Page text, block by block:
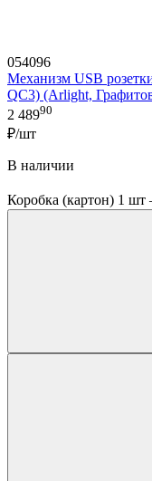
054096
Механизм USB
QC3) (Arlight,
2 48990
₽/шт
В наличии
Коробка (картон) 1